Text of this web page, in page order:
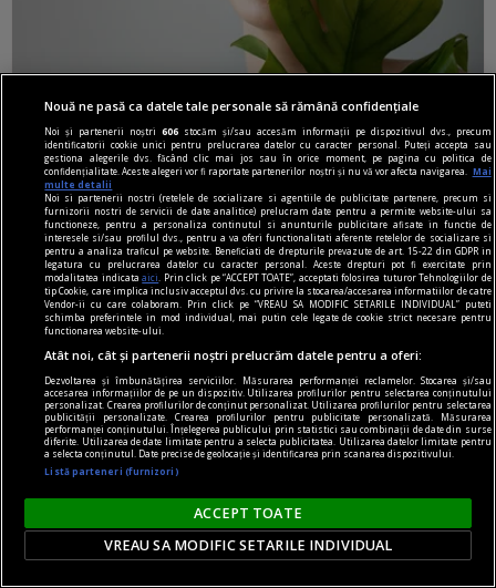
publicitate
6 produse de îngrijire care să nu îți lipsească din
trusa cosmetică
Toate acestea au proprietăți extraordinare și te
pot ajuta să îți menții pielea tînără și frumoasă
pentru cît mai mult timp.
Nouă ne pasă ca datele tale personale să rămână confidențiale
Noi și partenerii noștri606 stocăm și/sau accesăm informații pe dispozitivul dvs., precum
identificatorii cookie unici pentru prelucrarea datelor cu caracter personal. Puteți accepta sau
gestiona alegerile dvs. făcând clic mai jos sau în orice moment, pe pagina cu politica de
confidențialitate. Aceste alegeri vor fi raportate partenerilor noștri și nu vă vor afecta navigarea.
Mai
multe detalii
Noi si partenerii nostri (retelele de socializare si agentiile de publicitate partenere, precum si
furnizorii nostri de servicii de date analitice) prelucram date pentru a permite website-ului sa
functioneze, pentru a personaliza continutul si anunturile publicitare afisate in functie de
interesele si/sau profilul dvs., pentru a va oferi functionalitati aferente retelelor de socializare si
pentru a analiza traficul pe website. Beneficiati de drepturile prevazute de art. 15-22 din GDPR in
legatura cu prelucrarea datelor cu caracter personal. Aceste drepturi pot fi exercitate prin
modalitatea indicataaici
. Prin click pe “ACCEPT TOATE”, acceptati folosirea tuturor Tehnologiilor de
tip Cookie, care implica inclusiv acceptul dvs. cu privire la stocarea/accesarea informatiilor de catre
Vendor-ii cu care colaboram. Prin click pe “VREAU SA MODIFIC SETARILE INDIVIDUAL” puteti
schimba preferintele in mod individual, mai putin cele legate de cookie strict necesare pentru
functionarea website-ului.
Atât noi, cât și partenerii noștri prelucrăm datele pentru a oferi:
Dezvoltarea și îmbunătățirea serviciilor. Măsurarea performanței reclamelor. Stocarea și/sau
accesarea informațiilor de pe un dispozitiv. Utilizarea profilurilor pentru selectarea conținutului
personalizat. Crearea profilurilor de conținut personalizat. Utilizarea profilurilor pentru selectarea
publicității personalizate. Crearea profilurilor pentru publicitate personalizată. Măsurarea
performanței conținutului. Înțelegerea publicului prin statistici sau combinații de date din surse
diferite. Utilizarea de date limitate pentru a selecta publicitatea. Utilizarea datelor limitate pentru
a selecta conținutul. Date precise de geolocație și identificarea prin scanarea dispozitivului.
Listă parteneri (furnizori)
ACCEPT TOATE
VREAU SA MODIFIC SETARILE INDIVIDUAL